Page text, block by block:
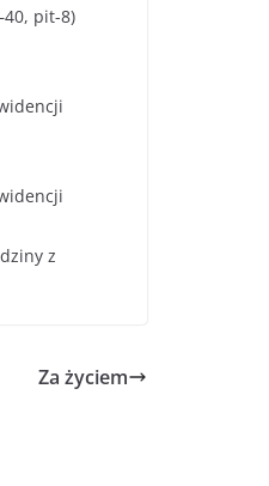
pit-8)
z
Za życiem